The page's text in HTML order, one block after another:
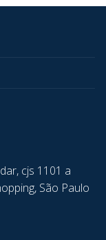
cjs 1101 a
São Paulo